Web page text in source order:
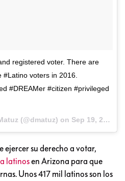
registered voter. There are
voters in 2016.
#DREAMer #citizen #privileged
(@dmatuz) on Sep 19, 2016 at 1:20pm PDT
ejercer su derecho a votar,
latinosen Arizona para que
Unos 417 mil latinos son los